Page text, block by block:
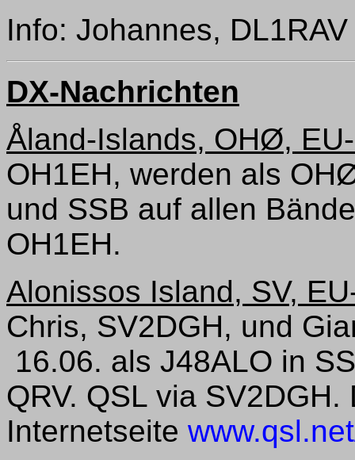
Info: Johannes,
DX-Nachrichten
Åland-Islands, OHØ,
OH1EH, werden als
und SSB auf allen
OH1EH.
Alonissos Island, SV,
Chris, SV2DGH, und
16.06. als J48ALO in
QRV. QSL via
Internetseite